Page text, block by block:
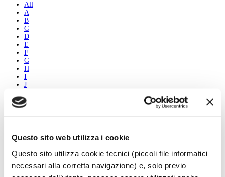
Questo sito web utilizza i cookie
Questo sito utilizza cookie tecnici (piccoli file informatici
necessari alla corretta navigazione) e, solo previo
All
A
B
C
D
E
F
G
H
I
J
L
M
Q
S
T